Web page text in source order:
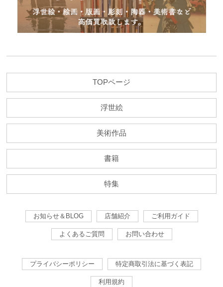
TOPページ
浮世絵
美術作品
書籍
特集
お知らせ＆BLOG 店舗紹介 ご利用ガイド
よくあるご質問 お問い合わせ
プライバシーポリシー 特定商取引法に基づく表記
利用規約